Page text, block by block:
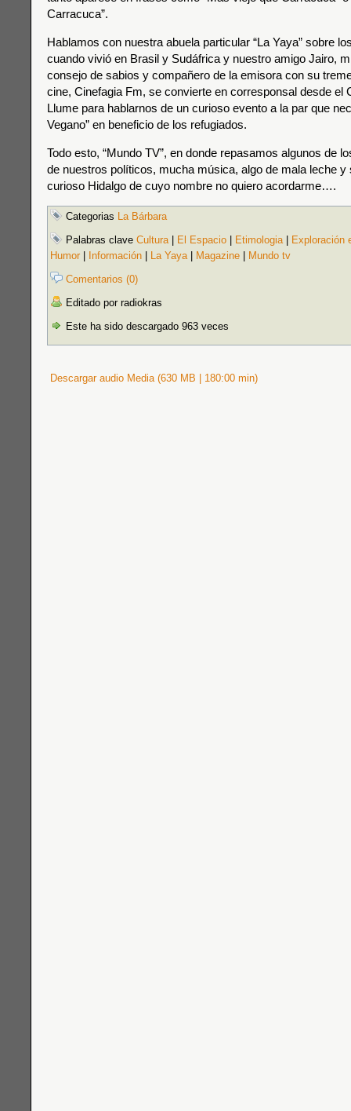
Carracuca”.
Hablamos con nuestra abuela particular “La Yaya” sobre
cuando vivió en Brasil y Sudáfrica y nuestro amigo Jairo,
consejo de sabios y compañero de la emisora con su
cine, Cinefagia Fm, se convierte en corresponsal desde el
Llume para hablarnos de un curioso evento a la par que
Vegano” en beneficio de los refugiados.
Todo esto, “Mundo TV”, en donde repasamos algunos de
de nuestros políticos, mucha música, algo de mala leche y
curioso Hidalgo de cuyo nombre no quiero acordarme….
Categorias La Bárbara
Palabras clave Cultura| El Espacio Etimologia|
Exploración
Humor
Información La Yaya| Magazine
Mundo tv
Comentarios (0)
Editado por radiokras
Este ha sido descargado 963 veces
Descargar audio Media (630 MB | 180:00 min)